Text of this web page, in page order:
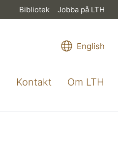
Bibliotek Jobba på LTH
English
Kontakt Om LTH